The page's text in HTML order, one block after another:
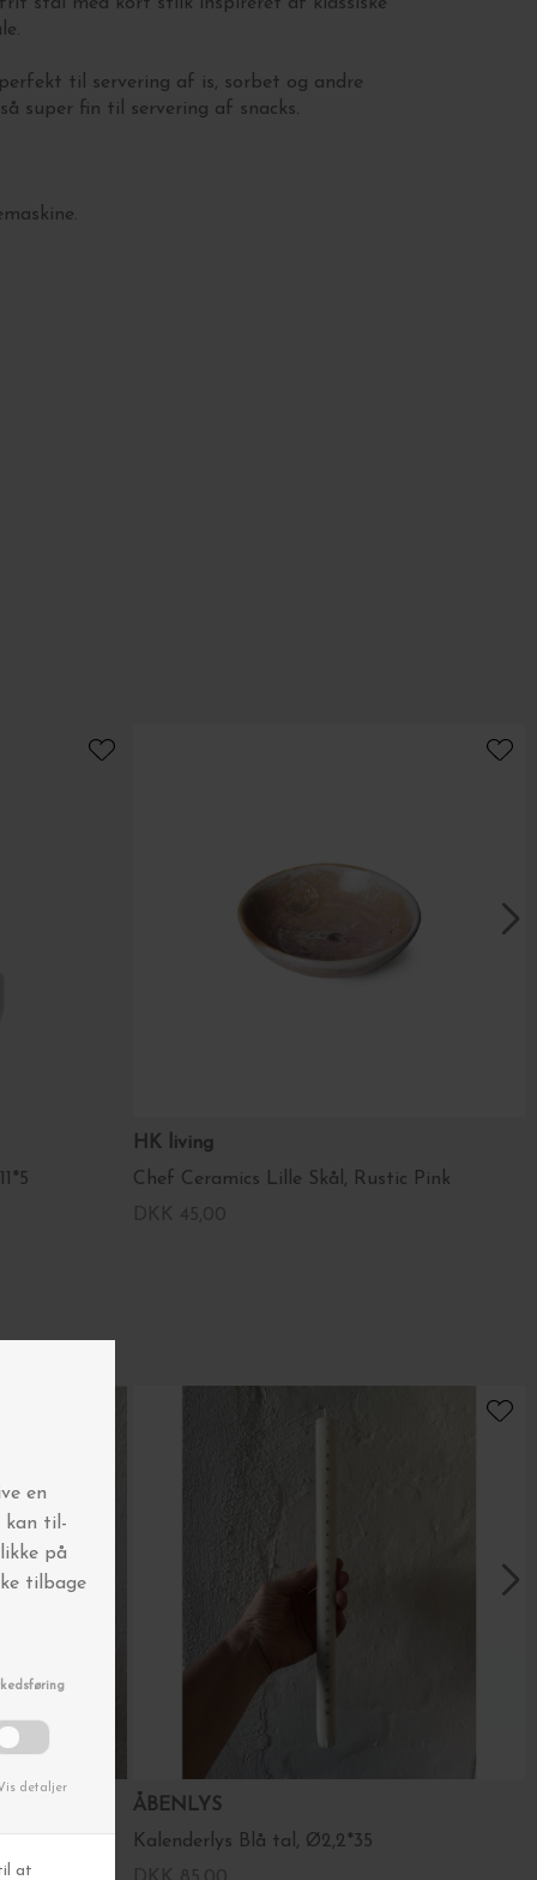
til servering af is, sorbet og andre
super fin til servering af snacks.
HK living
Chef Ceramics Lille Skål, Rustic Pink
ÅBENLYS
Kalenderlys Blå tal, Ø2,2*35